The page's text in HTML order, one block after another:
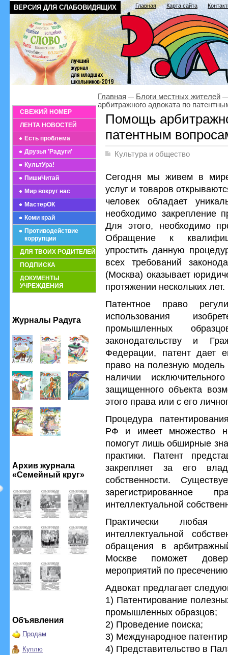
ВЕРСИЯ ДЛЯ СЛАБОВИДЯЩИХ Главная Карта сайта
СВЕЖИЙ НОМЕР
ЛЕНТА НОВОСТЕЙ
Есть проблема
Друзья 'Радуги'
КультУра!
ПишиЧитай
Мир вокруг нас
МастерОК
Коми край
Противодействие
коррупции
ДЛЯ ТВОИХ РОДИТЕЛЕЙ
ПОДПИСКА
ДОКУМЕНТЫ
УЧРЕЖДЕНИЯ
Журналы Радуга
Архив журнала
«Семейный круг»
Объявления
Продам
Куплю
Главная
Блоги местных жителей
арбитражного адвоката по
Помощь
патентным
Культура и общество
Сегодня мы живем в
услуг и товаров
человек обладает
необходимо закрепление
Для этого, необходимо
Обращение к
упростить данную
всех требований
(Москва) оказывает
протяжении нескольких лет.
Патентное право
использования
промышленных
законодательству и
Федерации, патент дает
право на полезную
наличии
защищенного объекта
этого права или с его
Процедура
РФ и имеет множество
помогут лишь обширные
практики. Патент
закрепляет за его
собственности.
зарегистрированное
интеллектуальной
Практически любая
интеллектуальной
обращения в
Москве поможет
мероприятий по
Адвокат предлагает
1) Патентирование
промышленных образцов;
2) Проведение поиска;
3) Международное
4) Представительство в